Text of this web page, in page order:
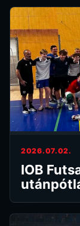
2026.07.02.
IOB